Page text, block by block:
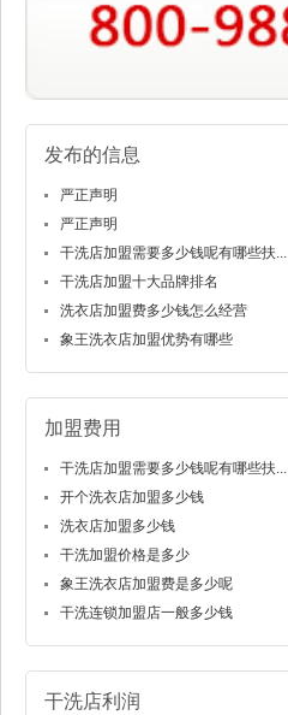
发布的信息
严正声明
严正声明
干洗店加盟需要多少钱呢有哪些扶...
干洗店加盟十大品牌排名
洗衣店加盟费多少钱怎么经营
象王洗衣店加盟优势有哪些
加盟费用
干洗店加盟需要多少钱呢有哪些扶...
开个洗衣店加盟多少钱
洗衣店加盟多少钱
干洗加盟价格是多少
象王洗衣店加盟费是多少呢
干洗连锁加盟店一般多少钱
干洗店利润